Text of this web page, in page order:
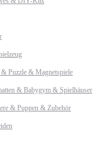
& Puzzle & Magnetspiele
& Babygym & Spielhäuser
& Puppen & Zubehör